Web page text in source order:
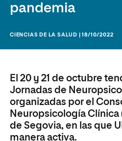
pandemia
CIENCIAS DE LA SALUD | 18/10/2022
El 20 y 21 de octubre
Jornadas de
organizadas por el
Neuropsicología Clínica
de Segovia, en las que
manera activa.